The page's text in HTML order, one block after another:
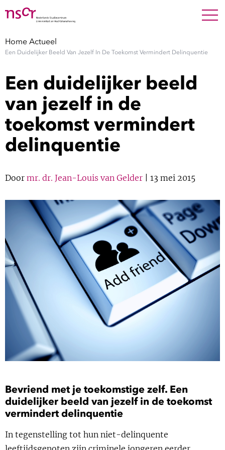
Medewerkers
Factsheets
Publicaties
Over NSCR
Contact Show
Uitgelicht Show
Show
Podcast
Home Actueel
Een Duidelijker Beeld Van Jezelf In De Toekomst Vermindert Delinquentie
Een duidelijker beeld
van jezelf in de
toekomst vermindert
delinquentie
Door mr. dr. Jean-Louis van Gelder | 13 mei 2015
Bevriend met je toekomstige zelf. Een
duidelijker beeld van jezelf in de toekomst
vermindert delinquentie
In tegenstelling tot hun niet-delinquente